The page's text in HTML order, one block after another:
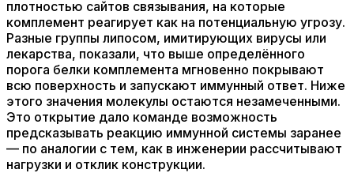
плотностью сайтов связывания, на которые
комплемент реагирует как на потенциальную угрозу.
Разные группы липосом, имитирующих вирусы или
лекарства, показали, что выше определённого
порога белки комплемента мгновенно покрывают
всю поверхность и запускают иммунный ответ. Ниже
этого значения молекулы остаются незамеченными.
Это открытие дало команде возможность
предсказывать реакцию иммунной системы заранее
— по аналогии с тем, как в инженерии рассчитывают
нагрузки и отклик конструкции.